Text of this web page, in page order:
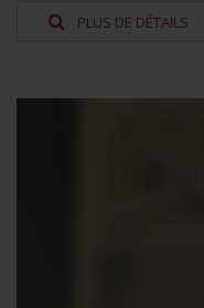
PLUS DE DÉTAILS